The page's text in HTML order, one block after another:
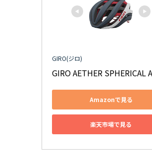
GIRO(ジロ)
GIRO AETHER SPHERICAL
Amazonで見る
楽天市場で見る